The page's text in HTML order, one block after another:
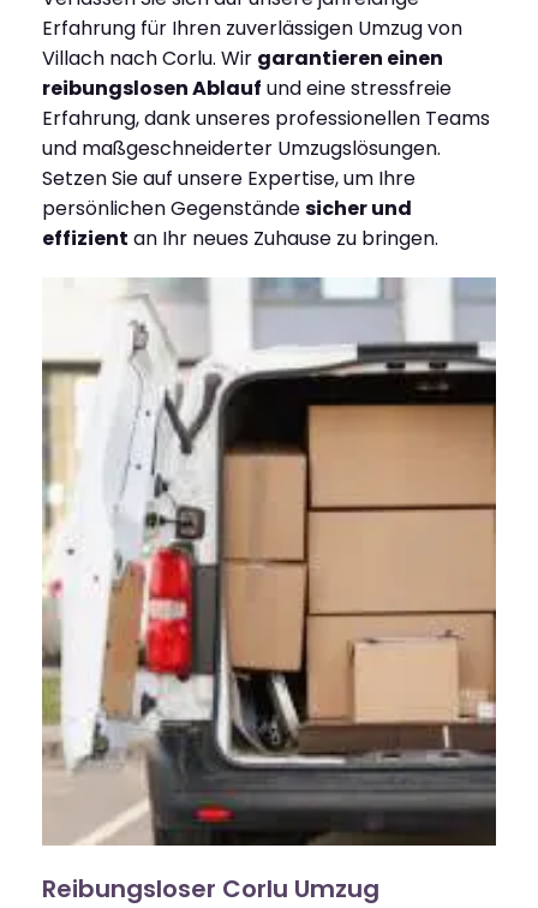
Erfahrung für Ihren zuverlässigen Umzug von
Villach nach Corlu. Wir garantieren einen
reibungslosen Ablauf und eine stressfreie
Erfahrung, dank unseres professionellen Teams
und maßgeschneiderter Umzugslösungen.
Setzen Sie auf unsere Expertise, um Ihre
persönlichen Gegenständesicher und
effizient an Ihr neues Zuhause zu bringen.
Reibungsloser Corlu Umzug